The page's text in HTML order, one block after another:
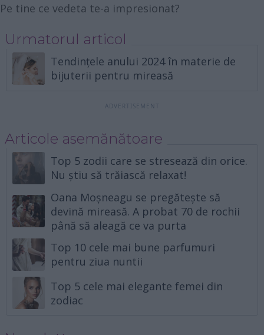
Pe tine ce vedeta te-a impresionat?
Urmatorul articol
Tendințele anului 2024 în materie de
bijuterii pentru mireasă
Articole asemănătoare
Top 5 zodii care se stresează din orice.
Nu știu să trăiască relaxat!
Oana Moșneagu se pregătește să
devină mireasă. A probat 70 de rochii
până să aleagă ce va purta
Top 10 cele mai bune parfumuri
pentru ziua nuntii
Top 5 cele mai elegante femei din
zodiac